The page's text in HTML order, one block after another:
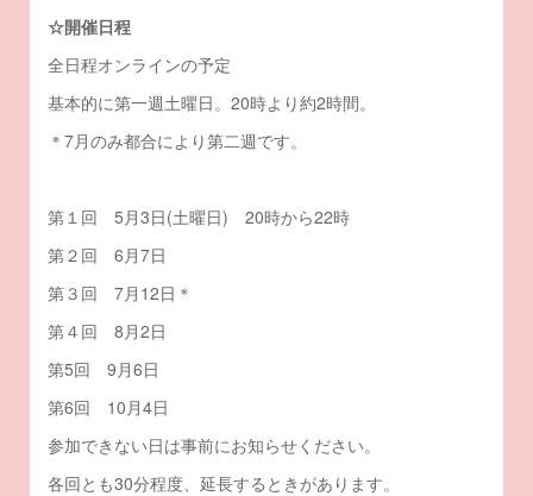
☆開催日程
全日程オンラインの予定
基本的に第一週土曜日。20時より約2時間。
＊7月のみ都合により第二週です。
第１回 5月3日(土曜日) 20時から22時
第２回 6月7日
第３回 7月12日＊
第４回 8月2日
第5回 9月6日
第6回 10月4日
参加できない日は事前にお知らせください。
各回とも30分程度、延長するときがあります。